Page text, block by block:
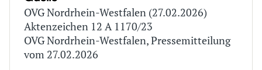
OVG Nordrhein-Westfalen (27.02.2026)
Aktenzeichen 12 A 1170/23
OVG Nordrhein-Westfalen, Pressemitteilung
vom 27.02.2026